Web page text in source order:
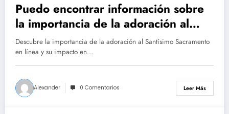
Puedo encontrar información sobre
la importancia de la adoración al
Santísimo Sacramento en esta web
Descubre la importancia de la adoración al Santísimo Sacramento
en línea y su impacto en…
Alexander 0 Comentarios Leer Más